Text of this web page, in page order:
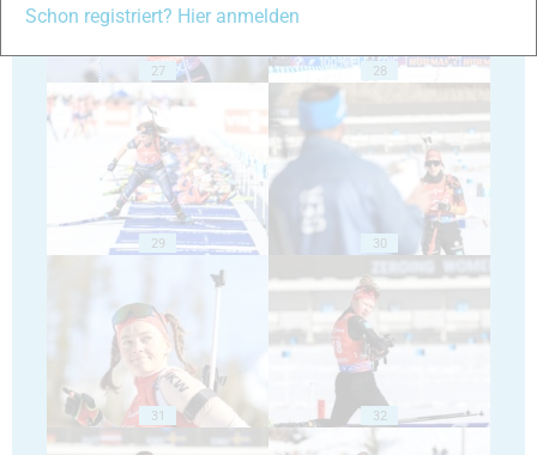
27 28
29 30
31 32
Schon registriert? Hier anmelden